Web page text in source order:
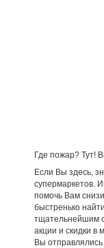
Где пожар? Тут!
Если Вы здесь,
супермаркетов.
помочь Вам
быстренько
тщательнейшим
акции и скидки в
Вы отправлялись